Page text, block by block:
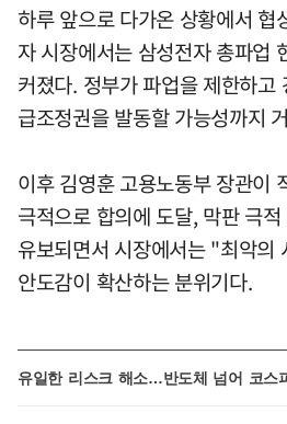
하루 앞으로 다가온 상황에서 협
자 시장에서는 삼성전자 총파업
커졌다. 정부가 파업을 제한하고
급조정권을 발동할 가능성까지
이후 김영훈 고용노동부 장관이
극적으로 합의에 도달, 막판 극
유보되면서 시장에서는 "최악의
안도감이 확산하는 분위기다.
유일한 리스크 해소…반도체 넘어 코스